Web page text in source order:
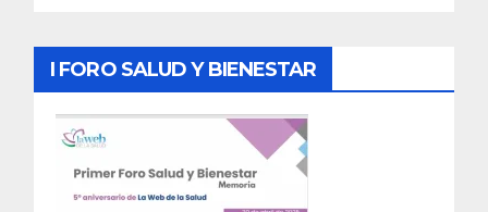
I FORO SALUD Y BIENESTAR